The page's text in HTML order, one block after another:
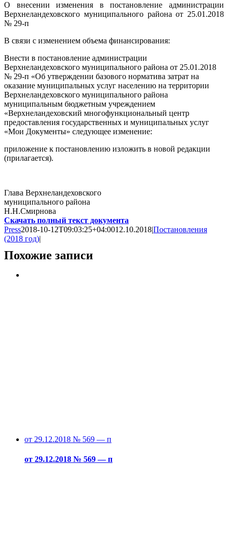
О внесении изменения в постановление администрации
Верхнеландеховского муниципального района от 25.01.2018
№ 29-п
В связи с изменением объема финансирования:
Внести в постановление администрации
Верхнеландеховского муниципального района от 25.01.2018
№ 29-п «Об утверждении базового норматива затрат на
оказание муниципальных услуг населению на территории
Верхнеландеховского муниципального района
муниципальным бюджетным учреждением
«Верхнеландеховский многофункциональный центр
предоставления государственных и муниципальных услуг
«Мои Документы» следующее изменение:
приложение к постановлению изложить в новой редакции
(прилагается).
Глава Верхнеландеховского
муниципального района
Н.Н.Смирнова
Скачать полный текст документа
Press2018-10-12T09:03:25+04:0012.10.2018|Постановления
(2018 год)|
Похожие записи
от 29.12.2018 № 569 — п
от 29.12.2018 № 569 — п